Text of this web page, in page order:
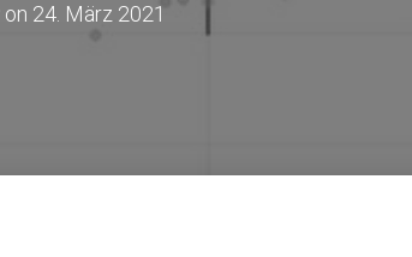
on 24. März 2021